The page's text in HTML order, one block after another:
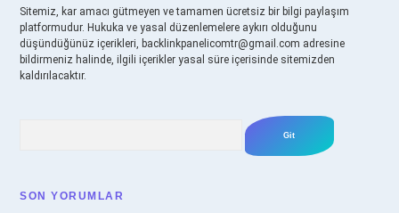
Sitemiz, kar amacı gütmeyen ve tamamen ücretsiz bir bilgi paylaşım
platformudur. Hukuka ve yasal düzenlemelere aykırı olduğunu
düşündüğünüz içerikleri, backlinkpanelicomtr@gmail.com adresine
bildirmeniz halinde, ilgili içerikler yasal süre içerisinde sitemizden
kaldırılacaktır.
SON YORUMLAR